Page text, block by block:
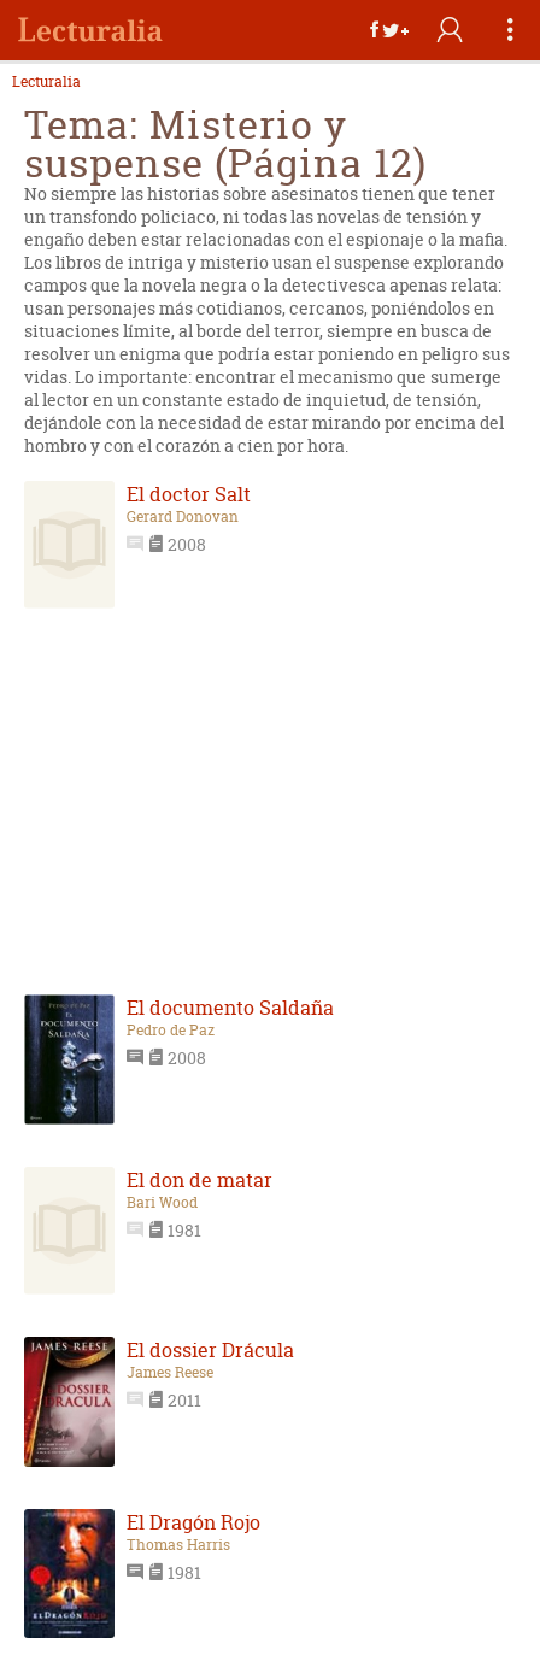
Lecturalia
Tema: Misterio y
suspense (Página 12)
No siempre las historias sobre asesinatos tienen que tener
un transfondo policiaco, ni todas las novelas de tensión y
engaño deben estar relacionadas con el espionaje o la mafia.
Los libros de intriga y misterio usan el suspense explorando
campos que la novela negra o la detectivesca apenas relata:
usan personajes más cotidianos, cercanos, poniéndolos en
situaciones límite, al borde del terror, siempre en busca de
resolver un enigma que podría estar poniendo en peligro sus
vidas. Lo importante: encontrar el mecanismo que sumerge
al lector en un constante estado de inquietud, de tensión,
dejándole con la necesidad de estar mirando por encima del
hombro y con el corazón a cien por hora.
El doctor Salt
Gerard Donovan
2008
El documento Saldaña
Pedro de Paz
2008
El don de matar
Bari Wood
1981
El dossier Drácula
James Reese
2011
El Dragón Rojo
Thomas Harris
1981